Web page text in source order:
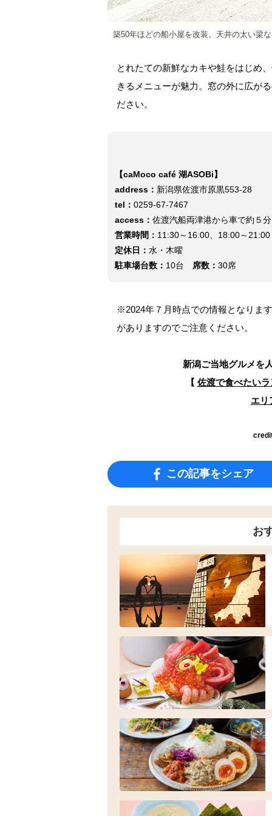
築50年ほどの船小屋を改装。天井の太い梁
とれたての新鮮なカキや鮭をはじめ
きるメニューが魅力。窓の外に広が
ださい。
【caMoco café 湖ASOBi】
address： 新潟県佐渡市原黒553-28
tel： 0259-67-7467
access： 佐渡汽船両津港から車で約５分
営業時間： 11:30～16:00、18:00～21:00
定休日： 水・木曜
駐車場台数： 10台 席数： 30席
※2024年７月時点での情報となりま
がありますのでご注意ください。
新潟ご当地グルメを
【 佐渡で食べたい
エリ
この記事をシェア
お